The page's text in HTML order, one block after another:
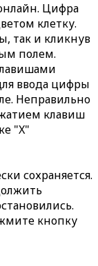
Цифра
клетку.
так и кликнув
полем.
ввода цифры
Неправильно
клавиш
"X"
сохраняется.
кнопку